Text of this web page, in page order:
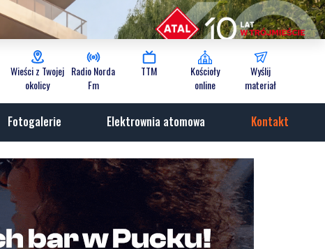
Wieści z Twojej
okolicy
Radio Norda
Fm
TTM
Kościoły
online
Wyślij
materiał
Fotogalerie Elektrownia atomowa Kontakt